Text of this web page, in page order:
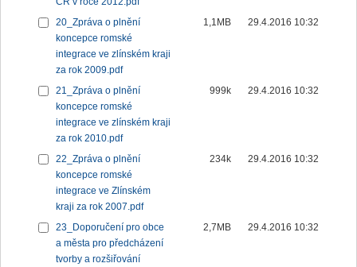
20_Zpráva o plnění
koncepce romské
integrace ve zlínském kraji
za rok 2009.pdf
1,1MB 29.4.2016 10:32
21_Zpráva o plnění
koncepce romské
integrace ve zlínském kraji
za rok 2010.pdf
999k 29.4.2016 10:32
22_Zpráva o plnění
koncepce romské
integrace ve Zlínském
kraji za rok 2007.pdf
234k 29.4.2016 10:32
23_Doporučení pro obce
a města pro předcházení
tvorby a rozšiřování
2,7MB 29.4.2016 10:32